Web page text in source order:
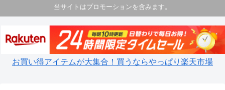
当サイトはプロモーションを含みます。
お買い得アイテムが大集合！買うならやっぱり楽天市場